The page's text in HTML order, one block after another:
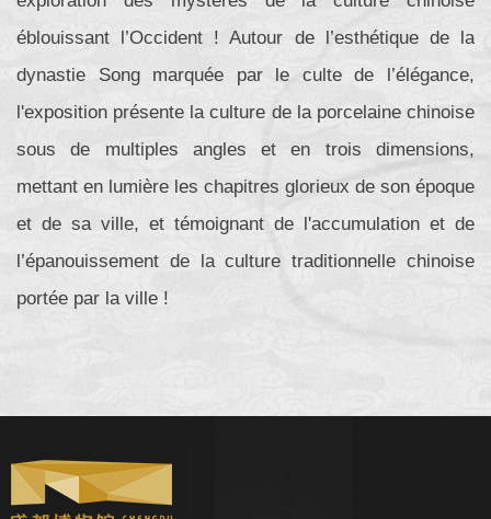
éblouissant l’Occident ! Autour de l’esthétique de la
dynastie Song marquée par le culte de l’élégance,
l'exposition présente la culture de la porcelaine chinoise
sous de multiples angles et en trois dimensions,
mettant en lumière les chapitres glorieux de son époque
et de sa ville, et témoignant de l'accumulation et de
l’épanouissement de la culture traditionnelle chinoise
portée par la ville !